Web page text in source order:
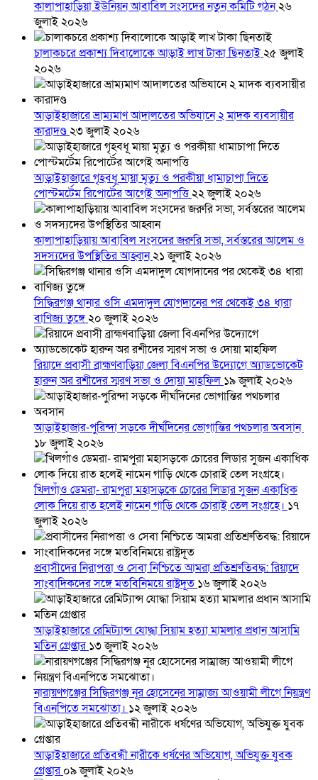
কালাপাহাড়িয়া ইউনিয়ন আবাবিল সংসদের নতুন কমিটি গঠন২৬
জুলাই ২০২৬
চালাকচরে প্রকাশ্য দিবালোকে আড়াই লাখ টাকা ছিনতাই২৫ জুলাই
২০২৬
আড়াইহাজারে ভ্রাম্যমাণ আদালতের অভিযানে ২ মাদক ব্যবসায়ীর
কারাদণ্ড২৩ জুলাই ২০২৬
আড়াইহাজারে গৃহবধূ মায়া মৃত্যু ও পরকীয়া ধামাচাপা দিতে
পোস্টমর্টেম রিপোর্টের আগেই অনাপত্তি২২ জুলাই ২০২৬
কালাপাহাড়িয়ায় আবাবিল সংসদের জরুরি সভা, সর্বস্তরের আলেম ও
সদস্যদের উপস্থিতির আহ্বান২১ জুলাই ২০২৬
সিদ্ধিরগঞ্জ থানার ওসি এমদাদুল যোগদানের পর থেকেই ৩৪ ধারা
বাণিজ্য তুঙ্গে২০ জুলাই ২০২৬
রিয়াদে প্রবাসী ব্রাহ্মণবাড়িয়া জেলা বিএনপির উদ্যোগে অ্যাডভোকেট
হারুন অর রশীদের স্মরণ সভা ও দোয়া মাহফিল ১৯ জুলাই ২০২৬
আড়াইহাজার-পুরিন্দা সড়কে দীর্ঘদিনের ভোগান্তির পথচলার অবসান
১৮ জুলাই ২০২৬
খিলগাঁও ডেমরা- রামপুরা মহাসড়কে চোরের লিডার সুজন একাধিক
লোক দিয়ে রাত হলেই নামেন গাড়ি থেকে চোরাই তেল সংগ্রহে। ১৭
জুলাই ২০২৬
প্রবাসীদের নিরাপত্তা ও সেবা নিশ্চিতে আমরা প্রতিশ্রুতিবদ্ধ: রিয়াদে
সাংবাদিকদের সঙ্গে মতবিনিময়ে রাষ্ট্রদূত ১৬ জুলাই ২০২৬
আড়াইহাজারে রেমিট্যান্স যোদ্ধা সিয়াম হত্যা মামলার প্রধান আসামি
মতিন গ্রেপ্তার১৩ জুলাই ২০২৬
নারায়ণগঞ্জের সিদ্ধিরগঞ্জ নূর হোসেনের সাম্রাজ্য আওয়ামী লীগে নিয়ন্ত্রণ
বিএনপিতে সমঝোতা। ১২ জুলাই ২০২৬
আড়াইহাজারে প্রতিবন্ধী নারীকে ধর্ষণের অভিযোগ, অভিযুক্ত যুবক
গ্রেপ্তার০৯ জুলাই ২০২৬